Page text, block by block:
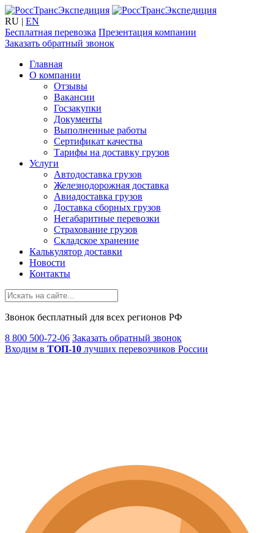
RU | EN
Бесплатная перевозка Презентация компании
Заказать обратный звонок
Главная
О компании
Отзывы
Вакансии
Госзакупки
Документы
Выполненные работы
Сертификат качества
Тарифы на доставку грузов
Услуги
Автодоставка грузов
Железнодорожная доставка
Авиадоставка грузов
Доставка сборных грузов
Негабаритные перевозки
Страхование грузов
Складское хранение
Калькулятор доставки
Новости
Контакты
Звонок бесплатный для всех регионов РФ
8 800 500-72-06 Заказать обратный звонок
Входим в ТОП-10 лучших перевозчиков России